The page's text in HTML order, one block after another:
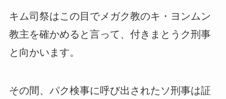
キム司祭はこの目でメガク教のキ・ヨンムン
教主を確かめると言って、付きまとうク刑事
と向かいます。
その間、パク検事に呼び出されたソ刑事は証